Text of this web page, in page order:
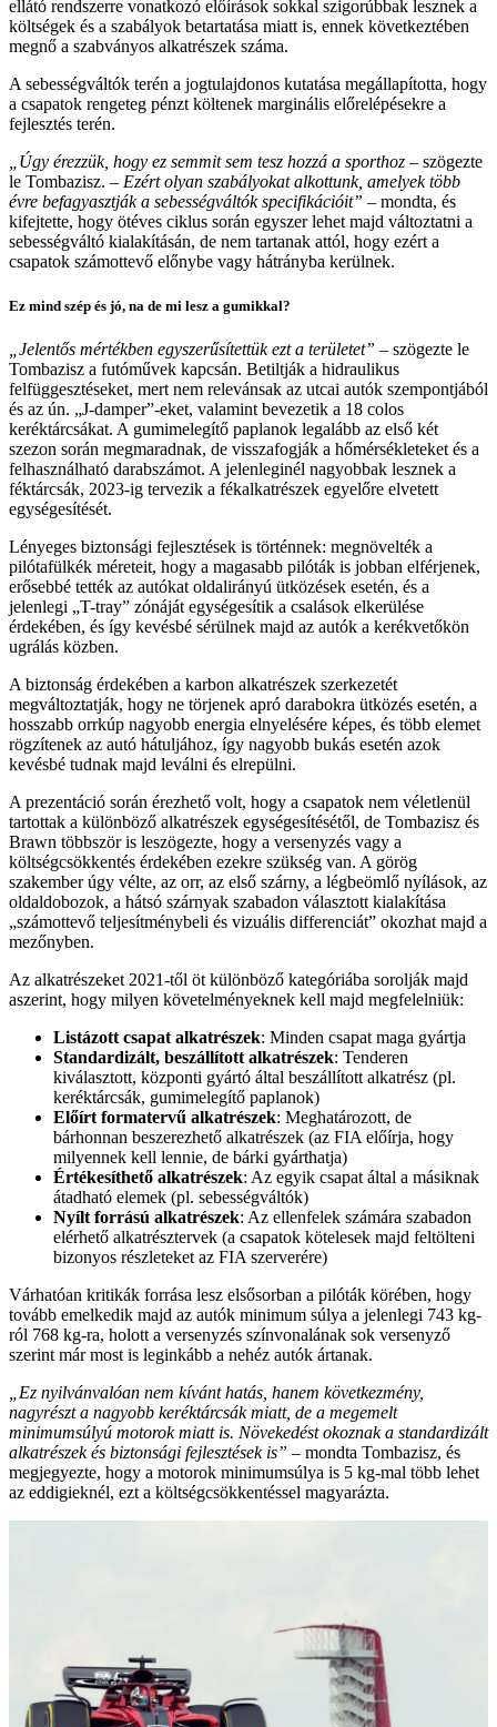
ellátó rendszerre vonatkozó előírások sokkal szigorúbbak lesznek a
költségek és a szabályok betartatása miatt is, ennek következtében
megnő a szabványos alkatrészek száma.
A sebességváltók terén a jogtulajdonos kutatása megállapította, hogy
a csapatok rengeteg pénzt költenek marginális előrelépésekre a
fejlesztés terén.
„Úgy érezzük, hogy ez semmit sem tesz hozzá a sporthoz – szögezte
le Tombazisz. – Ezért olyan szabályokat alkottunk, amelyek több
évre befagyasztják a sebességváltók specifikációit” – mondta, és
kifejtette, hogy ötéves ciklus során egyszer lehet majd változtatni a
sebességváltó kialakításán, de nem tartanak attól, hogy ezért a
csapatok számottevő előnybe vagy hátrányba kerülnek.
Ez mind szép és jó, na de mi lesz a gumikkal?
„Jelentős mértékben egyszerűsítettük ezt a területet” – szögezte le
Tombazisz a futóművek kapcsán. Betiltják a hidraulikus
felfüggesztéseket, mert nem relevánsak az utcai autók szempontjából
és az ún. „J-damper”-eket, valamint bevezetik a 18 colos
keréktárcsákat. A gumimelegítő paplanok legalább az első két
szezon során megmaradnak, de visszafogják a hőmérsékleteket és a
felhasználható darabszámot. A jelenleginél nagyobbak lesznek a
féktárcsák, 2023-ig tervezik a fékalkatrészek egyelőre elvetett
egységesítését.
Lényeges biztonsági fejlesztések is történnek: megnövelték a
pilótafülkék méreteit, hogy a magasabb pilóták is jobban elférjenek,
erősebbé tették az autókat oldalirányú ütközések esetén, és a
jelenlegi „T-tray” zónáját egységesítik a csalások elkerülése
érdekében, és így kevésbé sérülnek majd az autók a kerékvetőkön
ugrálás közben.
A biztonság érdekében a karbon alkatrészek szerkezetét
megváltoztatják, hogy ne törjenek apró darabokra ütközés esetén, a
hosszabb orrkúp nagyobb energia elnyelésére képes, és több elemet
rögzítenek az autó hátuljához, így nagyobb bukás esetén azok
kevésbé tudnak majd leválni és elrepülni.
A prezentáció során érezhető volt, hogy a csapatok nem véletlenül
tartottak a különböző alkatrészek egységesítésétől, de Tombazisz és
Brawn többször is leszögezte, hogy a versenyzés vagy a
költségcsökkentés érdekében ezekre szükség van. A görög
szakember úgy vélte, az orr, az első szárny, a légbeömlő nyílások, az
oldaldobozok, a hátsó szárnyak szabadon választott kialakítása
„számottevő teljesítménybeli és vizuális differenciát” okozhat majd a
mezőnyben.
Az alkatrészeket 2021-től öt különböző kategóriába sorolják majd
aszerint, hogy milyen követelményeknek kell majd megfelelniük:
Listázott csapat alkatrészek: Minden csapat maga gyártja
Standardizált, beszállított alkatrészek: Tenderen
kiválasztott, központi gyártó által beszállított alkatrész (pl.
keréktárcsák, gumimelegítő paplanok)
Előírt formatervű alkatrészek: Meghatározott, de
bárhonnan beszerezhető alkatrészek (az FIA előírja, hogy
milyennek kell lennie, de bárki gyárthatja)
Értékesíthető alkatrészek: Az egyik csapat által a másiknak
átadható elemek (pl. sebességváltók)
Nyílt forrású alkatrészek: Az ellenfelek számára szabadon
elérhető alkatrésztervek (a csapatok kötelesek majd feltölteni
bizonyos részleteket az FIA szerverére)
Várhatóan kritikák forrása lesz elsősorban a pilóták körében, hogy
tovább emelkedik majd az autók minimum súlya a jelenlegi 743 kg-
ról 768 kg-ra, holott a versenyzés színvonalának sok versenyző
szerint már most is leginkább a nehéz autók ártanak.
„Ez nyilvánvalóan nem kívánt hatás, hanem következmény,
nagyrészt a nagyobb keréktárcsák miatt, de a megemelt
minimumsúlyú motorok miatt is. Növekedést okoznak a standardizált
alkatrészek és biztonsági fejlesztések is” – mondta Tombazisz, és
megjegyezte, hogy a motorok minimumsúlya is 5 kg-mal több lehet
az eddigieknél, ezt a költségcsökkentéssel magyarázta.